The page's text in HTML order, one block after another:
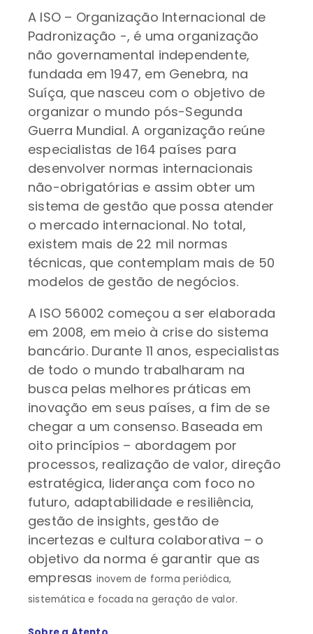
A ISO – Organização Internacional de
Padronização -, é uma organização
não governamental independente,
fundada em 1947, em Genebra, na
Suíça, que nasceu com o objetivo de
organizar o mundo pós-Segunda
Guerra Mundial. A organização reúne
especialistas de 164 países para
desenvolver normas internacionais
não-obrigatórias e assim obter um
sistema de gestão que possa atender
o mercado internacional. No total,
existem mais de 22 mil normas
técnicas, que contemplam mais de 50
modelos de gestão de negócios.
A ISO 56002 começou a ser elaborada
em 2008, em meio à crise do sistema
bancário. Durante 11 anos, especialistas
de todo o mundo trabalharam na
busca pelas melhores práticas em
inovação em seus países, a fim de se
chegar a um consenso. Baseada em
oito princípios – abordagem por
processos, realização de valor, direção
estratégica, liderança com foco no
futuro, adaptabilidade e resiliência,
gestão de insights, gestão de
incertezas e cultura colaborativa – o
objetivo da norma é garantir que as
empresas inovem de forma periódica,
sistemática e focada na geração de valor.